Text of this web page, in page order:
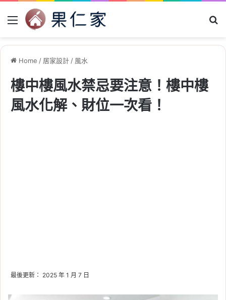
Menu
Home / 居家設計/ 風水
樓中樓風水禁忌要注意！樓中樓
風水化解、財位一次看！
最後更新： 2025 年 1 月 7 日